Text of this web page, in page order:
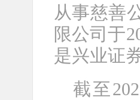
从事慈善
限公司于
是兴业证
截至